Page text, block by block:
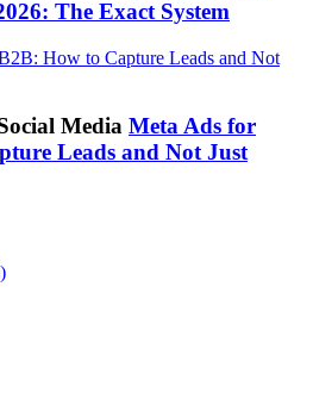
The Exact System
Media Meta Ads for
Leads and Not Just